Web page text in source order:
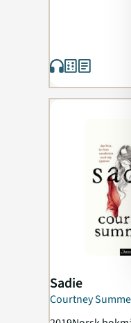
Sadie
Courtney
Eli-Ann Tandberg